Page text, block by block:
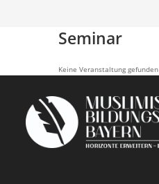
Seminar
Keine Veranstaltung gefunden